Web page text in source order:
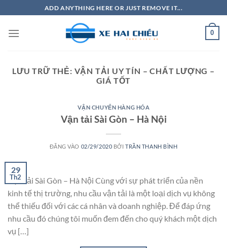
qua
nội
ADD ANYTHING HERE OR JUST REMOVE IT...
0
LƯU TRỮ THẺ: VẬN TẢI UY TÍN – CHẤT LƯỢNG –
GIÁ TỐT
VẬN CHUYỂN HÀNG HÓA
Vận tải Sài Gòn – Hà Nội
ĐĂNG VÀO 02/29/2020 BỞITRẦN THANH BÌNH
29
Th2
Vận tải Sài Gòn – Hà Nội Cùng với sự phát triển của nền
kinh tế thị trường, nhu cầu vận tải là một loại dịch vụ không
thể thiếu đối với các cá nhân và doanh nghiệp. Để đáp ứng
nhu cầu đó chúng tôi muốn đem đến cho quý khách một dịch
vụ […]